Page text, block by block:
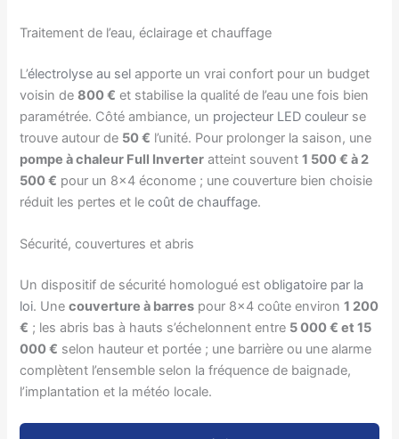
Traitement de l’eau, éclairage et chauffage
L’électrolyse au sel apporte un vrai confort pour un budget
voisin de800 € et stabilise la qualité de l’eau une fois bien
paramétrée. Côté ambiance, un projecteur LED couleur se
trouve autour de 50 € l’unité. Pour prolonger la saison, une
pompe à chaleur Full Inverter atteint souvent1 500 € à 2
500 € pour un 8×4 économe ; une couverture bien choisie
réduit les pertes et lecoût de chauffage.
Sécurité, couvertures et abris
Un dispositif de sécurité homologué estobligatoire par la
loi. Unecouverture à barres pour 8×4 coûte environ1 200
€ ; les abris bas à hauts s’échelonnent entre 5 000 € et 15
000 € selon hauteur et portée ; une barrière ou une alarme
complètent l’ensemble selon la fréquence de baignade,
l’implantation et la météo locale.